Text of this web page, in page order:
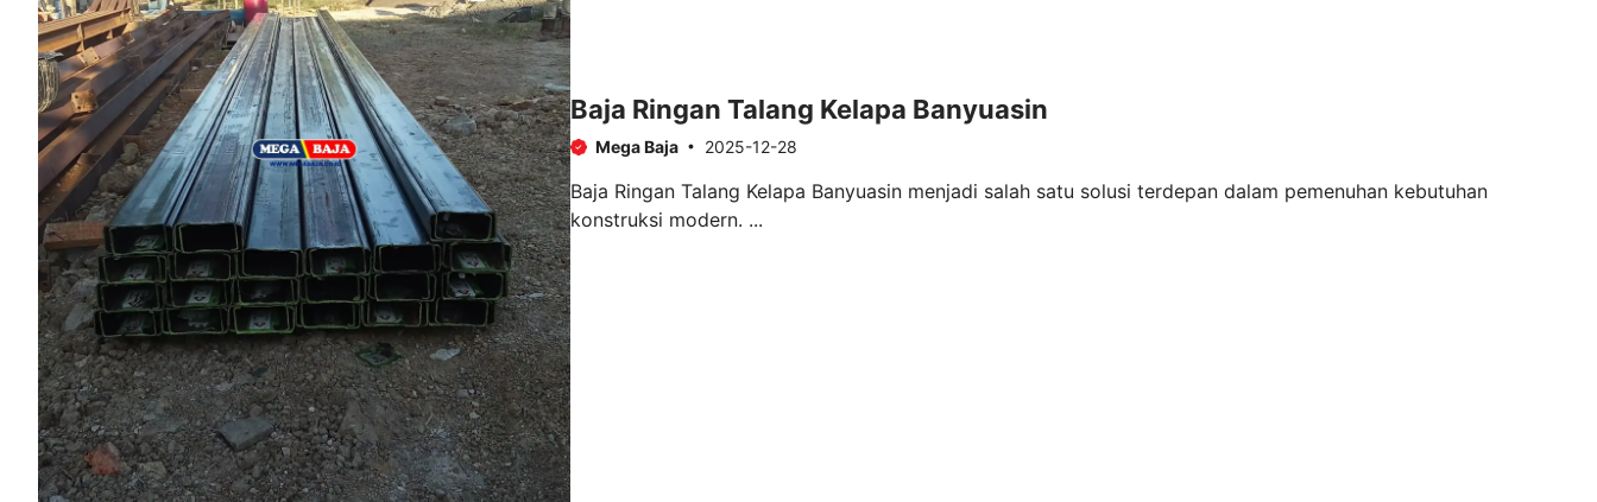
Baja Ringan Talang Kelapa Banyuasin
Mega Baja 2025-12-28
Baja Ringan Talang Kelapa Banyuasin menjadi salah satu solusi terdepan dalam pemenuhan kebutuhan
konstruksi modern. ...